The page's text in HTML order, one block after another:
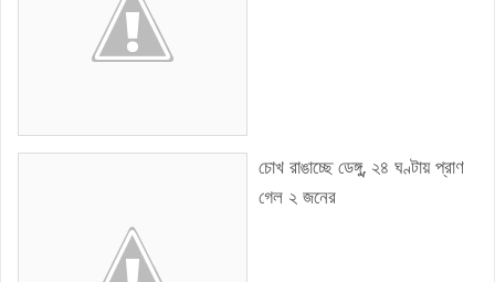
চোখ রাঙাচ্ছে ডেঙ্গু, ২৪ ঘণ্টায় প্রাণ
গেল ২ জনের